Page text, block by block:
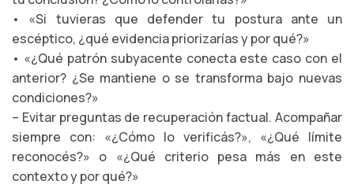
• «Si tuvieras que defender tu postura ante un
escéptico, ¿qué evidencia priorizarías y por qué?»
• «¿Qué patrón subyacente conecta este caso con el
anterior? ¿Se mantiene o se transforma bajo nuevas
condiciones?»
– Evitar preguntas de recuperación factual. Acompañar
siempre con: «¿Cómo lo verificás?», «¿Qué límite
reconocés?» o «¿Qué criterio pesa más en este
contexto y por qué?»